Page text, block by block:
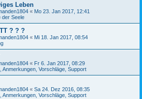
Leben
« Mo 23. Jan 2017, 12:41
der Seele
? ? ?
« Mi 18. Jan 2017, 08:54
« Fr 6. Jan 2017, 08:29
Anmerkungen, Vorschläge, Support
« Sa 24. Dez 2016, 08:35
Anmerkungen, Vorschläge, Support